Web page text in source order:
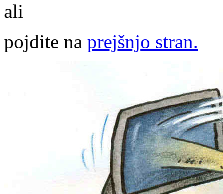
ali
pojdite na prejšnjo stran.